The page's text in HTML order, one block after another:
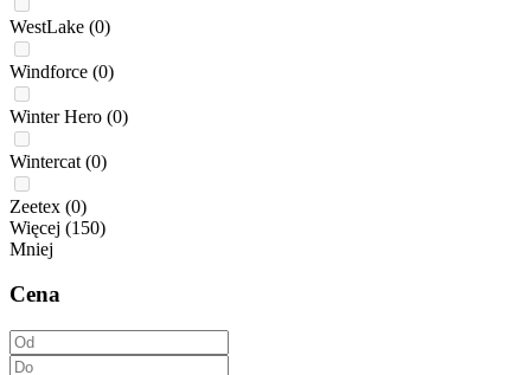
WestLake (0)
Windforce (0)
Winter Hero (0)
Wintercat (0)
Zeetex (0)
Więcej (150)
Mniej
Cena